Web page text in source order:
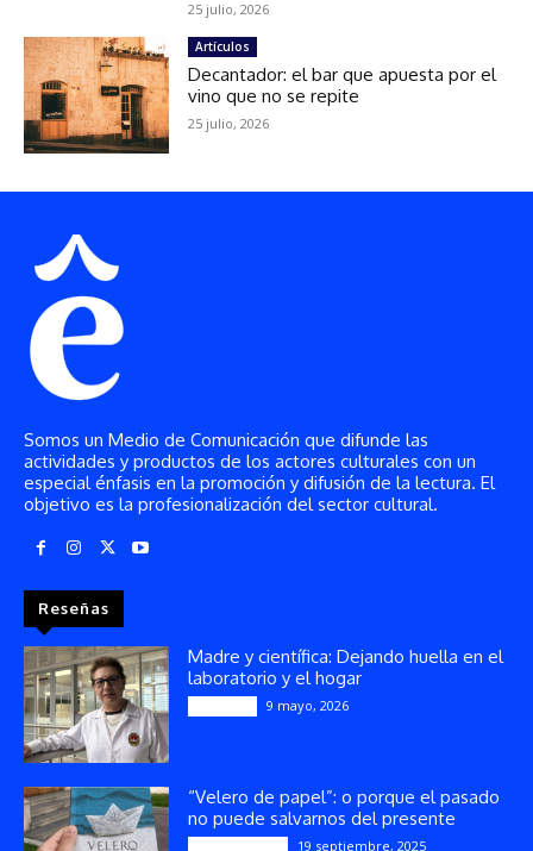
Somos un Medio de Comunicación que difunde las
actividades y productos de los actores culturales con un
especial énfasis en la promoción y difusión de la lectura. El
objetivo es la profesionalización del sector cultural.
Reseñas
Madre y científica: Dejando huella en el
laboratorio y el hogar
9 mayo, 2026
“Velero de papel”: o porque el pasado
no puede salvarnos del presente
19 septiembre, 2025